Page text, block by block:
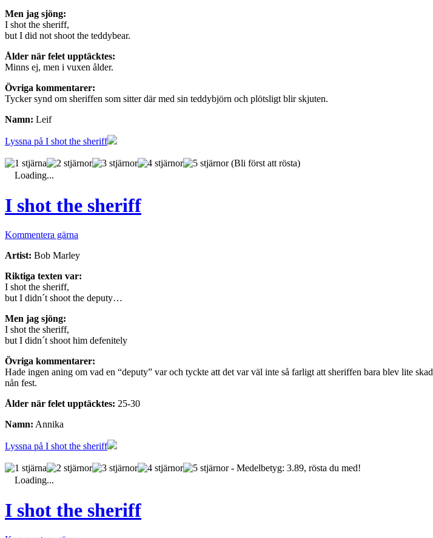
Men jag sjöng:
I shot the sheriff,
but I did not shoot the teddybear.
Ålder när felet upptäcktes:
Minns ej, men i vuxen ålder.
Övriga kommentarer:
Tycker synd om sheriffen som sitter där med sin teddybjörn och plötsligt blir skjuten.
Namn: Leif
Lyssna på I shot the sheriff
(Bli först att rösta)
Loading...
I shot the sheriff
Kommentera gärna
Artist: Bob Marley
Riktiga texten var:
I shot the sheriff,
but I didn´t shoot the deputy…
Men jag sjöng:
I shot the sheriff,
but I didn´t shoot him defenitely
Övriga kommentarer:
Hade ingen aning om vad en “deputy” var och tyckte att det var väl inte så farligt att sheriffen bara blev lite
nån fest.
Ålder när felet upptäcktes: 25-30
Namn: Annika
Lyssna på I shot the sheriff
- Medelbetyg: 3.89, rösta du med!
Loading...
I shot the sheriff